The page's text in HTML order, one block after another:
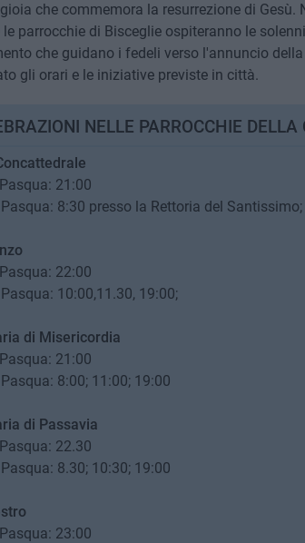
che commemora la resurrezione di Gesù.
le parrocchie di Bisceglie ospiteranno le
che guidano i fedeli verso l'annuncio
gli orari e le iniziative previste in città.
NELLE PARROCCHIE DELLA
21:00
8:30 presso la Rettoria del
22:00
10:00,11.30, 19:00;
di Misericordia
21:00
8:00; 11:00; 19:00
di Passavia
22.30
8.30; 10:30; 19:00
23:00